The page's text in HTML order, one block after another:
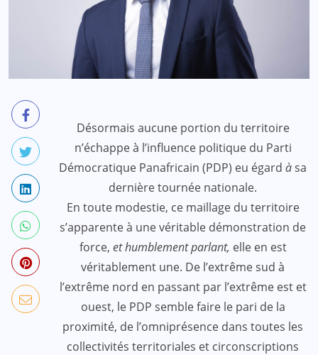
Désormais aucune portion du territoire
n’échappe à l’influence politique du Parti
Démocratique Panafricain (PDP) eu égard àsa
dernière tournée nationale.
En toute modestie, ce maillage du territoire
s’apparente à une véritable démonstration de
force, et humblement parlant, elle en est
véritablement une. De l’extrême sud à
l’extrême nord en passant par l’extrême est et
ouest, le PDP semble faire le pari de la
proximité, de l’omniprésence dans toutes les
collectivités territoriales et circonscriptions